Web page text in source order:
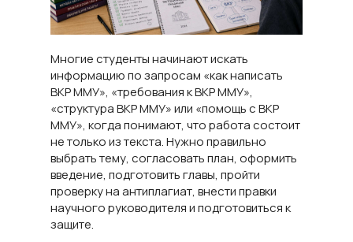
Многие студенты начинают искать
информацию по запросам «как написать
ВКР ММУ», «требования к ВКР ММУ»,
«структура ВКР ММУ» или «помощь с ВКР
ММУ», когда понимают, что работа состоит
не только из текста. Нужно правильно
выбрать тему, согласовать план, оформить
введение, подготовить главы, пройти
проверку на антиплагиат, внести правки
научного руководителя и подготовиться к
защите.